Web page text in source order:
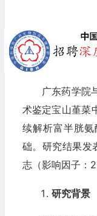
广东药学院
术鉴定宝山堇菜
续解析富半胱
础。研究结果发
志（影响因子：
研究背景